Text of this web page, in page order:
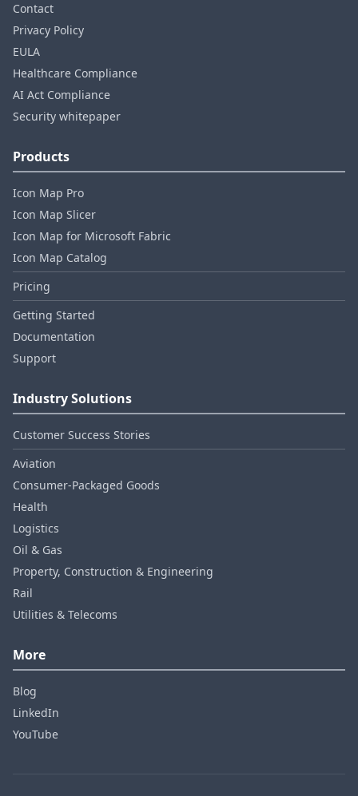
Contact
Privacy Policy
EULA
Healthcare Compliance
AI Act Compliance
Security whitepaper
Products
Icon Map Pro
Icon Map Slicer
Icon Map for Microsoft Fabric
Icon Map Catalog
Pricing
Getting Started
Documentation
Support
Industry Solutions
Customer Success Stories
Aviation
Consumer‑Packaged Goods
Health
Logistics
Oil & Gas
Property, Construction & Engineering
Rail
Utilities & Telecoms
More
Blog
LinkedIn
YouTube